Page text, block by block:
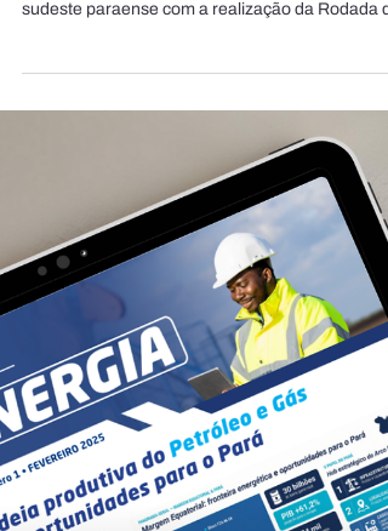
integração entre grandes
indústrias e fornecedores em
Canaã dos Carajás
A articulação entre grandes indústrias e
fornecedores locais ganhou um novo impulso no
sudeste paraense com a realização da Rodada
Conexões e Negócios, no dia 16 de abril de 2026.
Promovido pela iniciativa FIEPA Redes, em
parceria com a Vale Metais Básicos e com apoio
Associação Comercial, Industrial e Agropastoril
Canaã dos Carajás (ACIACCA), o evento
consolidou-se como um importante instrumento
fortalecimento do ambiente empresarial na
Com foco em result